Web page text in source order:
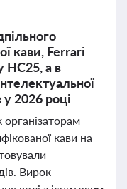
кави, Ferrari
HC25, а в
у 2026 році
організаторам
кави на
Вирок